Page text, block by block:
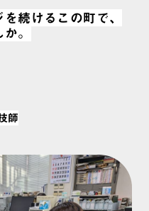
続けるこの町で、
。
師